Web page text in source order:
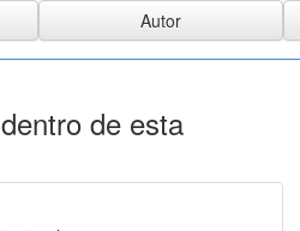
de esta